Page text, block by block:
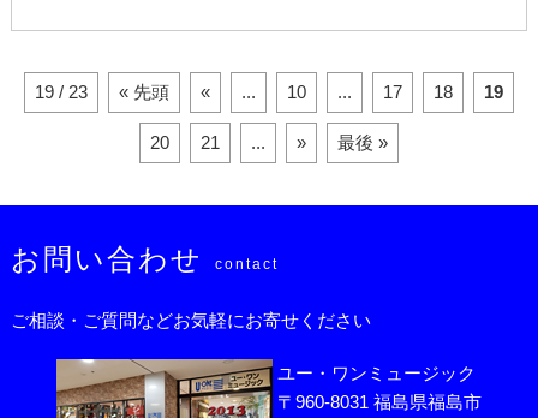
19 / 23 « 先頭 « ... 10 ... 17 18 19
20 21 ... » 最後 »
お問い合わせ contact
ご相談・ご質問などお気軽にお寄せください
ユー・ワンミュージック
〒960-8031 福島県福島市